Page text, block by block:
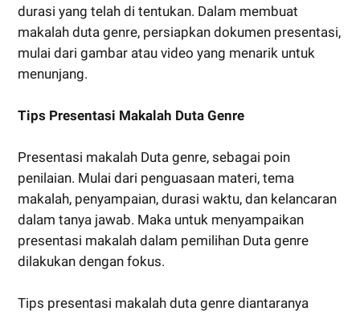
durasi yang telah di tentukan. Dalam membuat
makalah duta genre, persiapkan dokumen presentasi,
mulai dari gambar atau video yang menarik untuk
menunjang.
Tips Presentasi Makalah Duta Genre
Presentasi makalah Duta genre, sebagai poin
penilaian. Mulai dari penguasaan materi, tema
makalah, penyampaian, durasi waktu, dan kelancaran
dalam tanya jawab. Maka untuk menyampaikan
presentasi makalah dalam pemilihan Duta genre
dilakukan dengan fokus.
Tips presentasi makalah duta genre diantaranya